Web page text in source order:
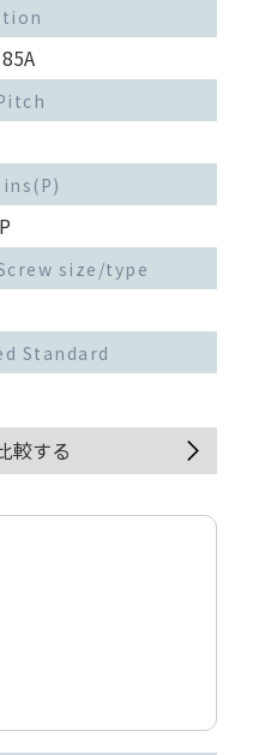
size/type
Standard
較する